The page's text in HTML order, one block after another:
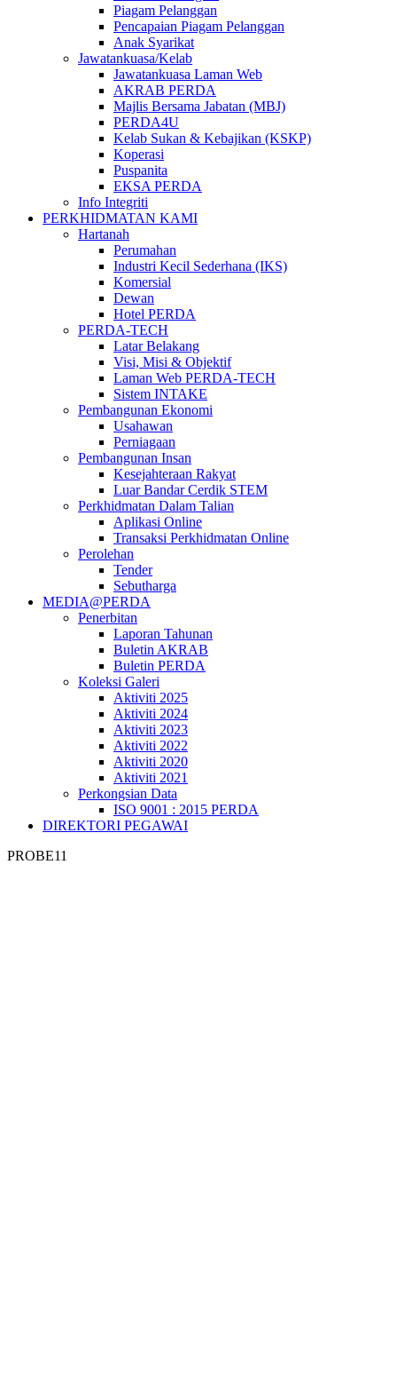
Piagam Pelanggan
Pencapaian Piagam Pelanggan
Anak Syarikat
Jawatankuasa/Kelab
Jawatankuasa Laman Web
AKRAB PERDA
Majlis Bersama Jabatan (MBJ)
PERDA4U
Kelab Sukan & Kebajikan (KSKP)
Koperasi
Puspanita
EKSA PERDA
Info Integriti
PERKHIDMATAN KAMI
Hartanah
Perumahan
Industri Kecil Sederhana (IKS)
Komersial
Dewan
Hotel PERDA
PERDA-TECH
Latar Belakang
Visi, Misi & Objektif
Laman Web PERDA-TECH
Sistem INTAKE
Pembangunan Ekonomi
Usahawan
Perniagaan
Pembangunan Insan
Kesejahteraan Rakyat
Luar Bandar Cerdik STEM
Perkhidmatan Dalam Talian
Aplikasi Online
Transaksi Perkhidmatan Online
Perolehan
Tender
Sebutharga
MEDIA@PERDA
Penerbitan
Laporan Tahunan
Buletin AKRAB
Buletin PERDA
Koleksi Galeri
Aktiviti 2025
Aktiviti 2024
Aktiviti 2023
Aktiviti 2022
Aktiviti 2020
Aktiviti 2021
Perkongsian Data
ISO 9001 : 2015 PERDA
DIREKTORI PEGAWAI